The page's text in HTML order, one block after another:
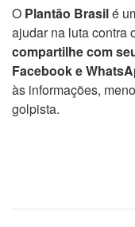
O Plantão Brasilé
ajudar na luta contra
compartilhe com
Facebook e
às informações,
golpista.